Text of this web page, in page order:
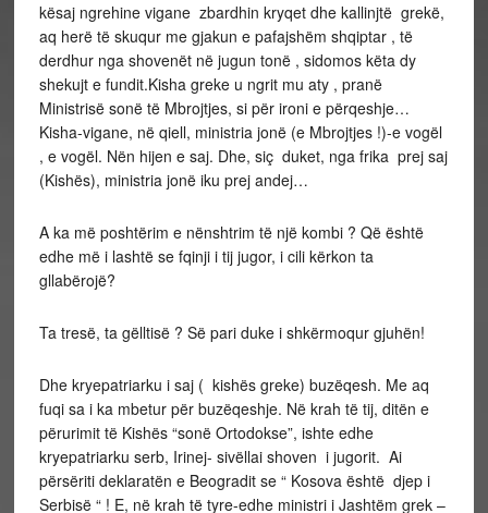
kësaj ngrehine vigane zbardhin kryqet dhe kallinjtë grekë,
aq herë të skuqur me gjakun e pafajshëm shqiptar , të
derdhur nga shovenët në jugun tonë , sidomos këta dy
shekujt e fundit.Kisha greke u ngrit mu aty , pranë
Ministrisë sonë të Mbrojtjes, si për ironi e përqeshje…
Kisha-vigane, në qiell, ministria jonë (e Mbrojtjes !)-e vogël
, e vogël. Nën hijen e saj. Dhe, siç duket, nga frika prej saj
(Kishës), ministria jonë iku prej andej…
A ka më poshtërim e nënshtrim të një kombi ? Që është
edhe më i lashtë se fqinji i tij jugor, i cili kërkon ta
gllabërojë?
Ta tresë, ta gëlltisë ? Së pari duke i shkërmoqur gjuhën!
Dhe kryepatriarku i saj ( kishës greke) buzëqesh. Me aq
fuqi sa i ka mbetur për buzëqeshje. Në krah të tij, ditën e
përurimit të Kishës “sonë Ortodokse”, ishte edhe
kryepatriarku serb, Irinej- sivëllai shoven i jugorit. Ai
përsëriti deklaratën e Beogradit se “ Kosova është djep i
Serbisë “ ! E, në krah të tyre-edhe ministri i Jashtëm grek –